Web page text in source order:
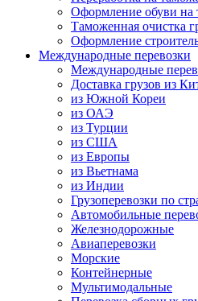
Оформление обуви на
Таможенная очистка
Оформление
Международные перевозки
Международные
Доставка грузов из
из Южной Кореи
из ОАЭ
из Турции
из США
из Европы
из Вьетнама
из Индии
Грузоперевозки по
Автомобильные
Железнодорожные
Авиаперевозки
Морские
Контейнерные
Мультимодальные